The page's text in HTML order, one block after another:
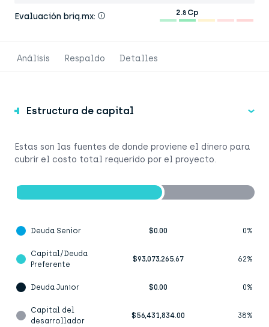
Evaluación briq.mx: 2.8 Cp
Análisis Respaldo Detalles
Estructura de capital
Estas son las fuentes de donde proviene el dinero para
cubrir el costo total requerido por el proyecto.
Deuda Senior $0.00 0%
Capital/Deuda
Preferente
$93,073,265.67 62%
Deuda Junior $0.00 0%
Capital del
desarrollador
$56,431,834.00 38%